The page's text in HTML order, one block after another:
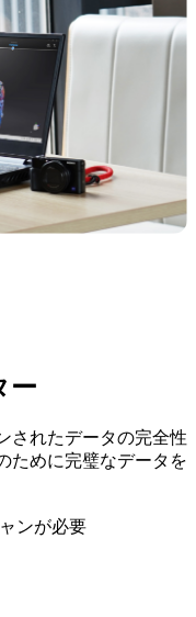
ー
されたデータの完全性
ために完璧なデータを
ンが必要